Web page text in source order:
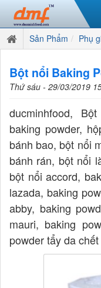
Sản Phẩm Phụ
Bột nổi Baking
Thứ sáu - 29/03/2019
ducminhfood,
baking powder,
bánh bao, bột nổi
bánh rán, bột nổi
bột nổi accord,
lazada, baking
abby, baking
mauri, baking
powder tẩy da chết